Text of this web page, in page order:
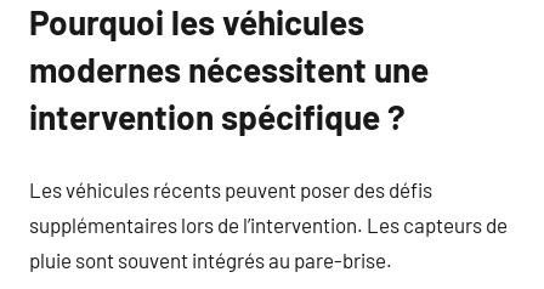
Pourquoi les véhicules
modernes nécessitent une
intervention spécifique ?
Les véhicules récents peuvent poser des défis
supplémentaires lors de l’intervention. Les capteurs de
pluie sont souvent intégrés au pare-brise.